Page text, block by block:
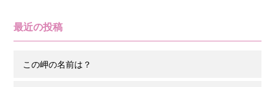
最近の投稿
この岬の名前は？